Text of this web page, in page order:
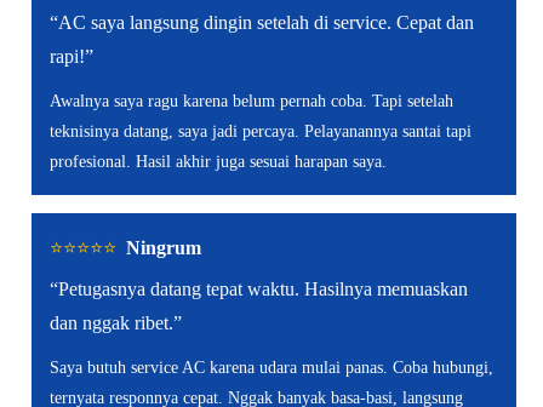
“AC saya langsung dingin setelah di service. Cepat dan
rapi!”
Awalnya saya ragu karena belum pernah coba. Tapi setelah
teknisinya datang, saya jadi percaya. Pelayanannya santai tapi
profesional. Hasil akhir juga sesuai harapan saya.
⭐️⭐️⭐️⭐️⭐️ Ningrum
“Petugasnya datang tepat waktu. Hasilnya memuaskan
dan nggak ribet.”
Saya butuh service AC karena udara mulai panas. Coba hubungi,
ternyata responnya cepat. Nggak banyak basa-basi, langsung